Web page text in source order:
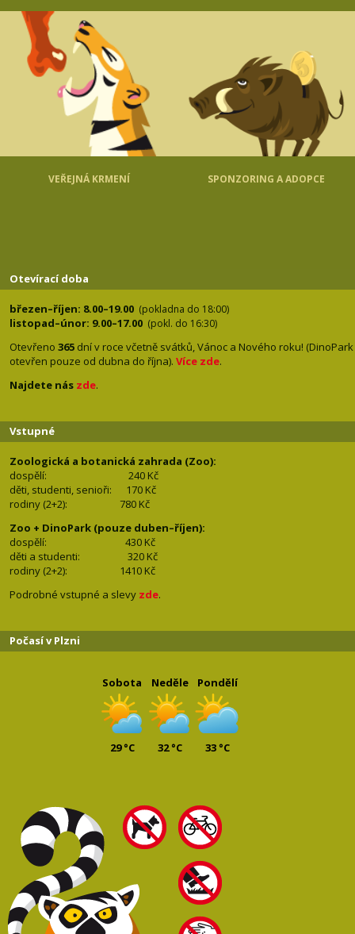
VEŘEJNÁ KRMENÍ SPONZORING A ADOPCE
Otevírací doba
březen–říjen: 8.00–19.00 (pokladna do 18:00)
listopad–únor: 9.00–17.00 (pokl. do 16:30)
Otevřeno 365 dní v roce včetně svátků, Vánoc a Nového roku! (DinoPark
otevřen pouze od dubna do října). Více zde.
Najdete nás zde.
Vstupné
Zoologická a botanická zahrada (Zoo):
dospělí:
240 Kč
děti, studenti, senioři: 170 Kč
rodiny (2+2): 780 Kč
Zoo + DinoPark (pouze duben–říjen):
dospělí: 430 Kč
děti a studenti: 320 Kč
rodiny (2+2): 1410 Kč
Podrobné vstupné a slevy zde.
Počasí v Plzni
Sobota
29 °C
Neděle
32 °C
Pondělí
33 °C